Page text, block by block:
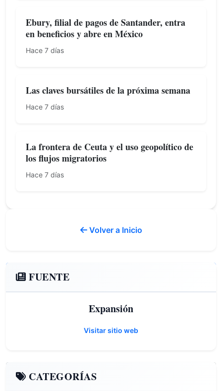
Ebury, filial de pagos de Santander, entra
en beneficios y abre en México
Hace 7 días
Las claves bursátiles de la próxima semana
Hace 7 días
La frontera de Ceuta y el uso geopolítico de
los flujos migratorios
Hace 7 días
Volver a Inicio
FUENTE
Expansión
Visitar sitio web
CATEGORÍAS